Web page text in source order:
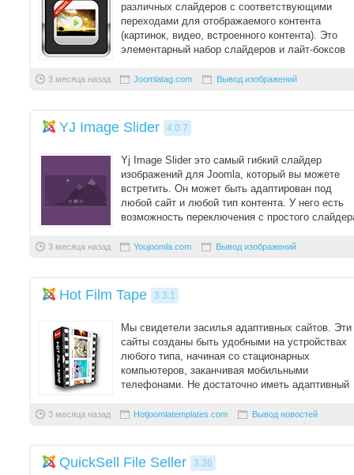
различных слайдеров с соответствующими
переходами для отображаемого контента
(картинок, видео, встроенного контента). Это
элементарный набор слайдеров и лайт-боксов
3 месяца назад Joomlatag.com Вывод изображений
YJ Image Slider 4.0.7
Yj Image Slider это самый гибкий слайдер
изображений для Joomla, который вы можете
встретить. Он может быть адаптирован под
любой сайт и любой тип контента. У него есть
возможность переключения с простого
3 месяца назад Youjoomla.com Вывод изображений
Hot Film Tape 3.3.1
Мы свидетели засилья адаптивных сайтов. Эти
сайты созданы быть удобными на устройствах
любого типа, начиная со стационарных
компьютеров, заканчивая мобильными
телефонами. Не достаточно иметь адаптивный
3 месяца назад Hotjoomlatemplates.com Вывод новостей
QuickSell File Seller 3.36